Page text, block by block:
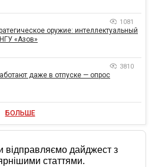
1081
оружие: интеллектуальный
«Азов»
3810
даже в отпуске — опрос
БОЛЬШЕ
відправляємо дайджест з
статтями.